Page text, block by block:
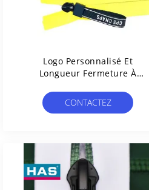
Logo Personnalisé Et
Longueur Fermeture À
Glissière Ouverte Résistante À
L'eau
CONTACTEZ